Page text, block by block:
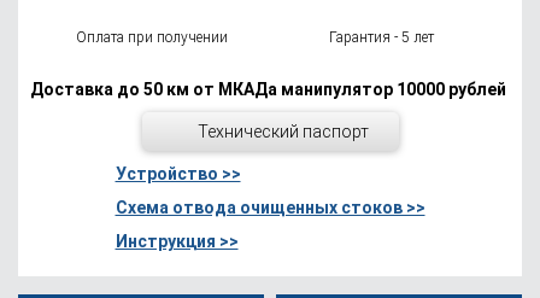
Оплата при получении Гарантия - 5 лет
Доставка до 50 км от МКАДа манипулятор 10000 рублей
Технический паспорт
Устройство >>
Схема отвода очищенных стоков >>
Инструкция >>